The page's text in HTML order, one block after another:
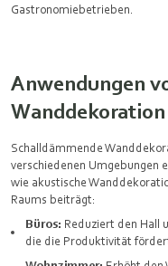
Gastronomiebetrieben.
Anwendungen
Wanddekoration
Schalldämmende
verschiedenen Umgebungen
wie akustische
Raums beiträgt:
Büros: Reduziert den Hall
die die Produktivität